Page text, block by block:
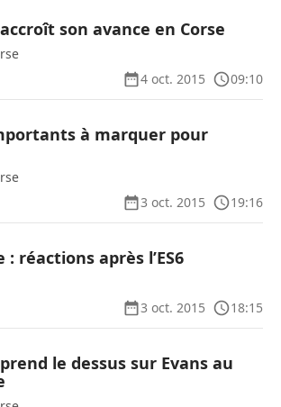
son avance en Corse
4 oct. 2015
09:10
à marquer pour
3 oct. 2015
19:16
: réactions après l’ES6
3 oct. 2015
18:15
le dessus sur Evans au